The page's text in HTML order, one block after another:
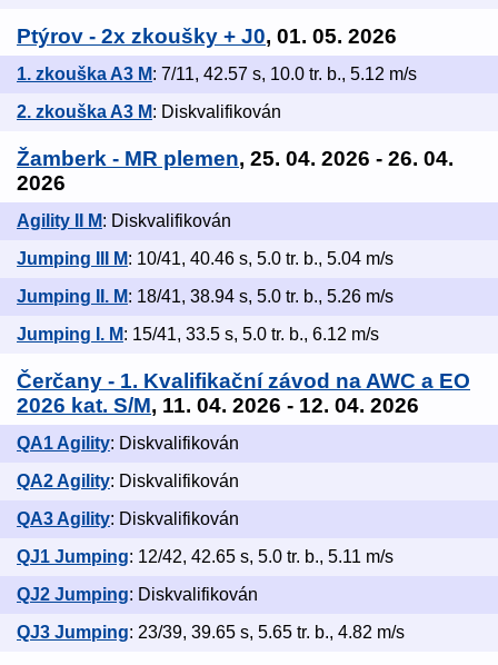
Ptýrov - 2x zkoušky + J0, 01. 05. 2026
1. zkouška A3 M: 7/11, 42.57 s, 10.0 tr. b., 5.12 m/s
2. zkouška A3 M: Diskvalifikován
Žamberk - MR plemen, 25. 04. 2026 - 26. 04.
2026
Agility II M: Diskvalifikován
Jumping III M: 10/41, 40.46 s, 5.0 tr. b., 5.04 m/s
Jumping II. M: 18/41, 38.94 s, 5.0 tr. b., 5.26 m/s
Jumping I. M: 15/41, 33.5 s, 5.0 tr. b., 6.12 m/s
Čerčany - 1. Kvalifikační závod na AWC a EO
2026 kat. S/M, 11. 04. 2026 - 12. 04. 2026
QA1 Agility: Diskvalifikován
QA2 Agility: Diskvalifikován
QA3 Agility: Diskvalifikován
QJ1 Jumping: 12/42, 42.65 s, 5.0 tr. b., 5.11 m/s
QJ2 Jumping: Diskvalifikován
QJ3 Jumping: 23/39, 39.65 s, 5.65 tr. b., 4.82 m/s